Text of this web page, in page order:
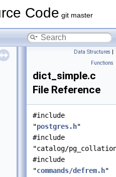
Code git master
Data Structures |
Functions
dict_simple.c
File Reference
#include
"postgres.h"
#include
"catalog/
#include
"commands/defrem.h"